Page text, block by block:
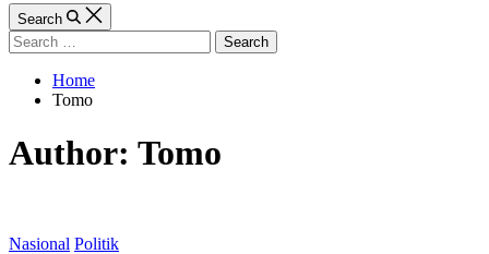
Search
Search
for:
Home
Tomo
Author: Tomo
Categories
Nasional Politik